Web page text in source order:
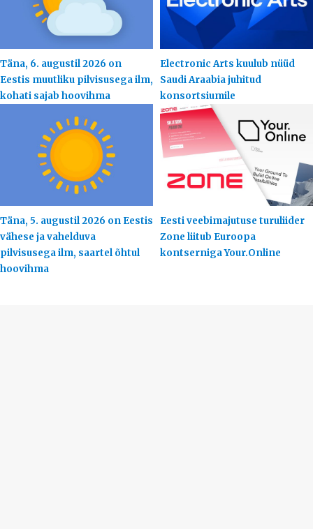
Täna, 6. augustil 2026 on
Eestis muutliku pilvisusega ilm,
kohati sajab hoovihma
Electronic Arts kuulub nüüd
Saudi Araabia juhitud
konsortsiumile
Täna, 5. augustil 2026 on Eestis
vähese ja vahelduva
pilvisusega ilm, saartel õhtul
hoovihma
Eesti veebimajutuse turuliider
Zone liitub Euroopa
kontserniga Your.Online